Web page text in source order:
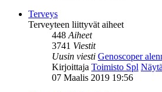
Terveys
Terveyteen liittyvät aiheet
448Aiheet
3741 Viestit
Uusin viesti Genoscoper
Kirjoittaja Toimisto Spl
07 Maalis 2019 19:56